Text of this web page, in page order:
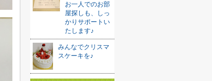
お一人でのお部
屋探しも、しっ
かりサポートい
たします♪
みんなでクリスマ
スケーキを♪